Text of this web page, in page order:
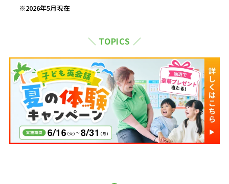
※2026年5月現在
＼ TOPICS ／